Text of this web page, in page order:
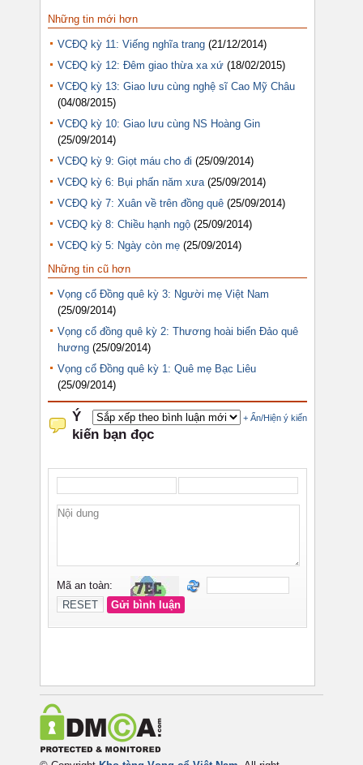
Những tin mới hơn
VCĐQ kỳ 11: Viếng nghĩa trang (21/12/2014)
VCĐQ kỳ 12: Đêm giao thừa xa xứ (18/02/2015)
VCĐQ kỳ 13: Giao lưu cùng nghệ sĩ Cao Mỹ Châu
(04/08/2015)
VCĐQ kỳ 10: Giao lưu cùng NS Hoàng Gin
(25/09/2014)
VCĐQ kỳ 9: Giọt máu cho đi (25/09/2014)
VCĐQ kỳ 6: Bụi phấn năm xưa (25/09/2014)
VCĐQ kỳ 7: Xuân về trên đồng quê (25/09/2014)
VCĐQ kỳ 8: Chiều hạnh ngộ (25/09/2014)
VCĐQ kỳ 5: Ngày còn mẹ (25/09/2014)
Những tin cũ hơn
Vọng cổ Đồng quê kỳ 3: Người mẹ Việt Nam
(25/09/2014)
Vọng cổ đồng quê kỳ 2: Thương hoài biển Đảo quê
hương (25/09/2014)
Vọng cổ Đồng quê kỳ 1: Quê mẹ Bạc Liêu
(25/09/2014)